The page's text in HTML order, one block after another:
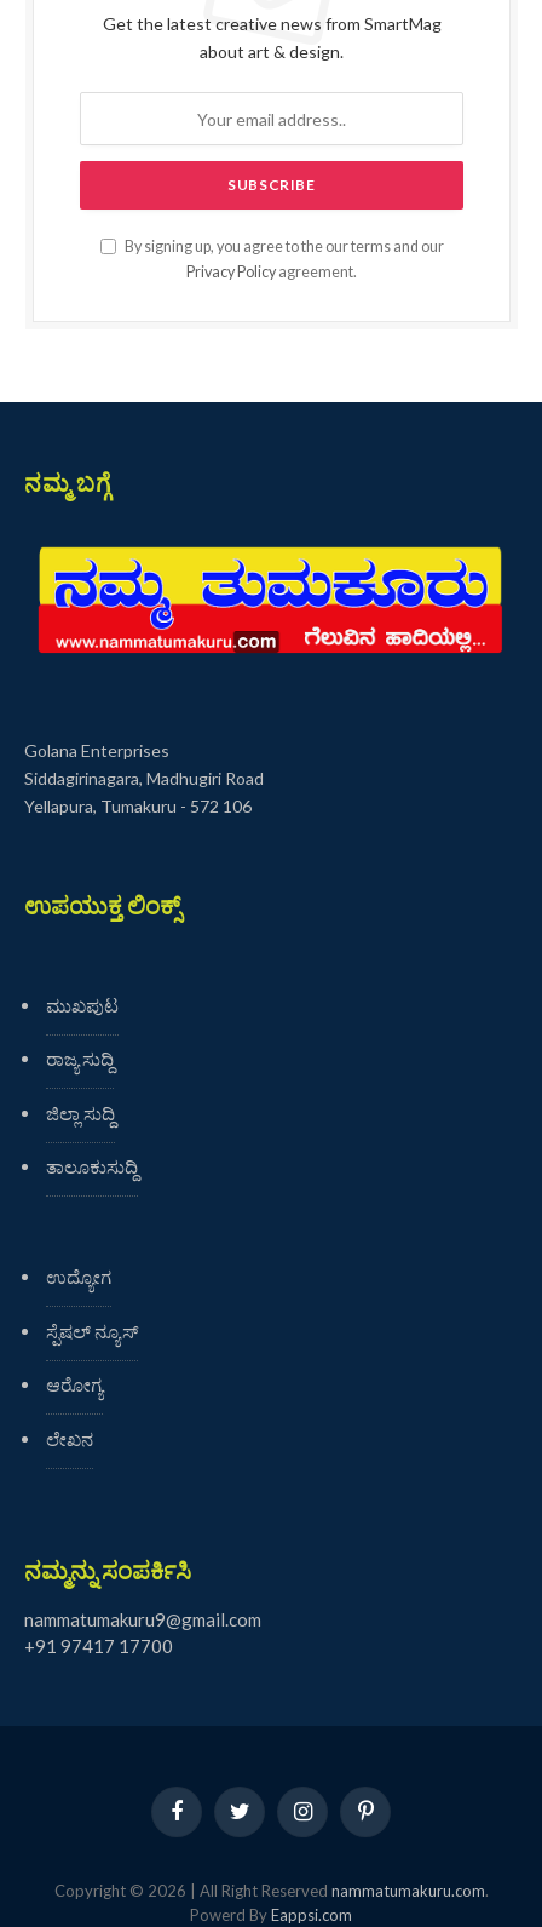
Get the latest creative news from SmartMag
about art & design.
By signing up, you agree to the our terms and our
Privacy Policy agreement.
ನಮ್ಮ ಬಗ್ಗೆ
Golana Enterprises
Siddagirinagara, Madhugiri Road
Yellapura, Tumakuru - 572 106
ಉಪಯುಕ್ತ ಲಿಂಕ್ಸ್
ಮುಖಪುಟ
ರಾಜ್ಯ ಸುದ್ದಿ
ಜಿಲ್ಲಾ ಸುದ್ದಿ
ತಾಲೂಕುಸುದ್ದಿ
ಉದ್ಯೋಗ
ಸ್ಪೆಷಲ್ ನ್ಯೂಸ್
ಆರೋಗ್ಯ
ಲೇಖನ
ನಮ್ಮನ್ನು ಸಂಪರ್ಕಿಸಿ
nammatumakuru9@gmail.com
+91 97417 17700
FacebookTwitter InstagramPinterest
Copyright © 2026 | All Right Reserved nammatumakuru.com.
Powerd ByEappsi.com